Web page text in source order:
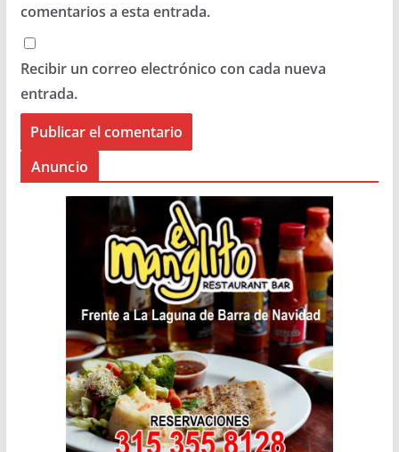
comentarios a esta entrada.
Recibir un correo electrónico con cada nueva
entrada.
Anuncio